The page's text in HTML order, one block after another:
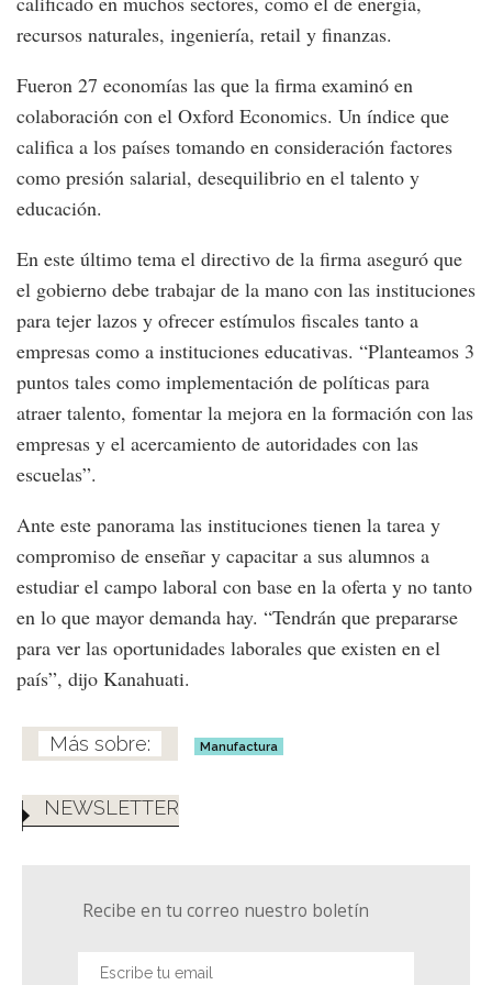
recursos naturales, ingeniería, retail y finanzas.
Fueron 27 economías las que la firma examinó en
colaboración con el Oxford Economics. Un índice que
califica a los países tomando en consideración factores
como presión salarial, desequilibrio en el talento y
educación.
En este último tema el directivo de la firma aseguró que
el gobierno debe trabajar de la mano con las instituciones
para tejer lazos y ofrecer estímulos fiscales tanto a
empresas como a instituciones educativas. “Planteamos 3
puntos tales como implementación de políticas para
atraer talento, fomentar la mejora en la formación con las
empresas y el acercamiento de autoridades con las
escuelas”.
Ante este panorama las instituciones tienen la tarea y
compromiso de enseñar y capacitar a sus alumnos a
estudiar el campo laboral con base en la oferta y no tanto
en lo que mayor demanda hay. “Tendrán que prepararse
para ver las oportunidades laborales que existen en el
país”, dijo Kanahuati.
Manufactura
NEWSLETTER
Recibe en tu correo nuestro boletín